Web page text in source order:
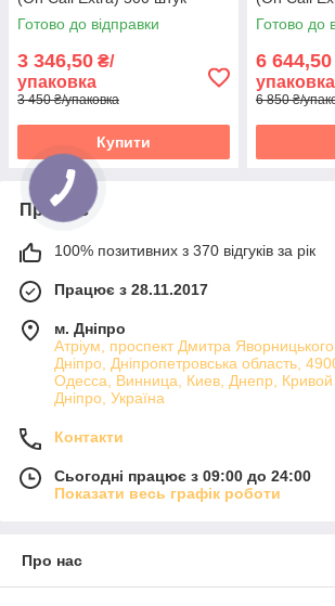
Готово до відправки
3 346,50 ₴/
упаковка
3 450 ₴/упаковка
Купити
Готово до
6 644,50
упаковка
6 850 ₴/
Про нас
100% позитивних з 370 відгуків за рік
Працює з 28.11.2017
м. Дніпро
Атріум, проспект Дмитра
Дніпро, Дніпропетровська область,
Одесса, Винница, Киев, Днепр, Кривой
Дніпро, Україна
Контакти
Сьогодні працює з 09:00 до 24:00
Показати весь графік роботи
Про нас